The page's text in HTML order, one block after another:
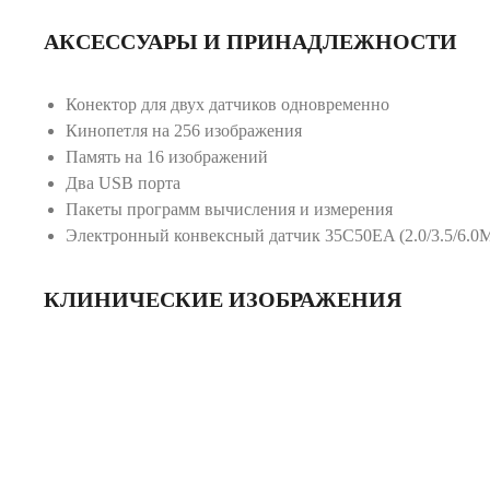
АКСЕССУАРЫ И ПРИНАДЛЕЖНОСТИ
Конектор для двух датчиков одновременно
Кинопетля на 256 изображения
Память на 16 изображений
Два USB порта
Пакеты программ вычисления и измерения
Электронный конвексный датчик 35C50EA (2.0/3.5/
КЛИНИЧЕСКИЕ ИЗОБРАЖЕНИЯ